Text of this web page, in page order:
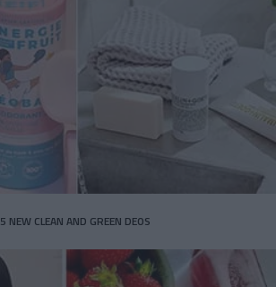
5 NEW CLEAN AND GREEN DEOS